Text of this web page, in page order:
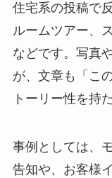
住宅系の投稿で
ルームツアー、
などです。写真
が、文章も「こ
トーリー性を持
事例としては、
告知や、お客様